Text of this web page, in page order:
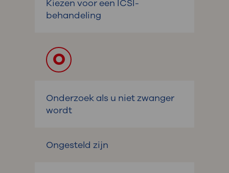
Kiezen voor een ICSI-
behandeling
O
Onderzoek als u niet zwanger
wordt
Ongesteld zijn